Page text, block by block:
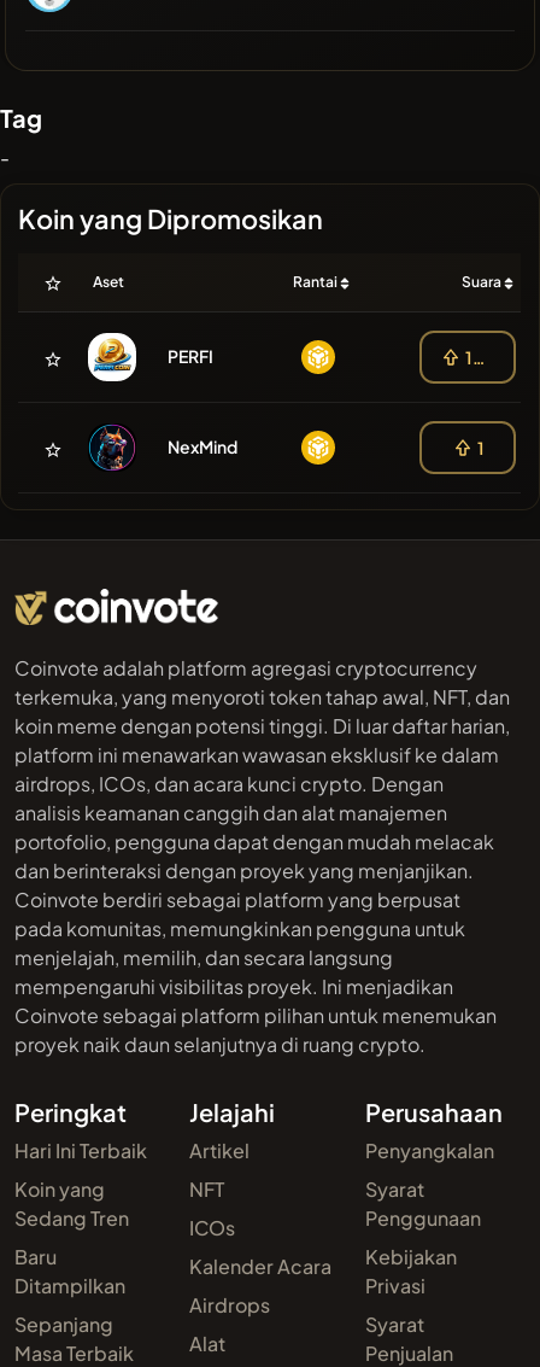
Tag
-
Koin yang Dipromosikan
Aset Rantai Suara
PERFI 103
NexMind 1
Coinvote adalah platform agregasi cryptocurrency
terkemuka, yang menyoroti token tahap awal, NFT, dan
koin meme dengan potensi tinggi. Di luar daftar harian,
platform ini menawarkan wawasan eksklusif ke dalam
airdrops, ICOs, dan acara kunci crypto. Dengan
analisis keamanan canggih dan alat manajemen
portofolio, pengguna dapat dengan mudah melacak
dan berinteraksi dengan proyek yang menjanjikan.
Coinvote berdiri sebagai platform yang berpusat
pada komunitas, memungkinkan pengguna untuk
menjelajah, memilih, dan secara langsung
mempengaruhi visibilitas proyek. Ini menjadikan
Coinvote sebagai platform pilihan untuk menemukan
proyek naik daun selanjutnya di ruang crypto.
Peringkat
Hari Ini Terbaik
Koin yang
Sedang Tren
Baru
Ditampilkan
Sepanjang
Masa Terbaik
Jelajahi
Artikel
NFT
ICOs
Kalender Acara
Airdrops
Alat
Perusahaan
Penyangkalan
Syarat
Penggunaan
Kebijakan
Privasi
Syarat
Penjualan